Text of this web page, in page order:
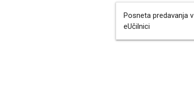
Posneta predavanja v
eUčilnici